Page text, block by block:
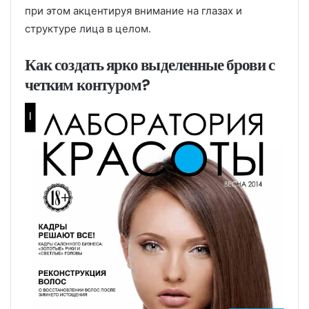
при этом акцентируя внимание на глазах и
структуре лица в целом.
Как создать ярко выделенные брови с
четким контуром?